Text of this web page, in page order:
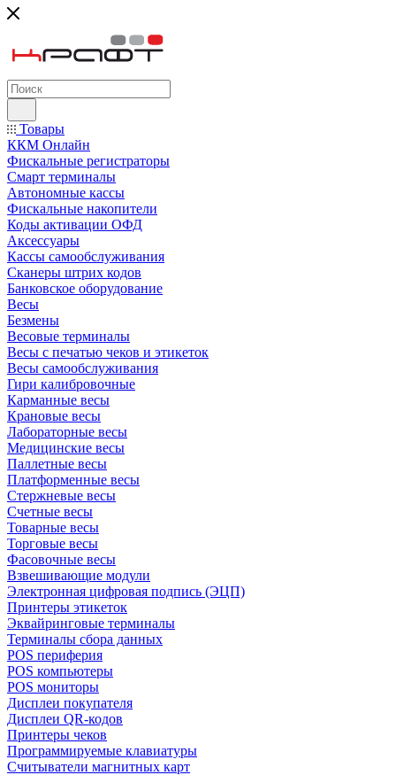
Товары
ККМ Онлайн
Фискальные регистраторы
Смарт терминалы
Автономные кассы
Фискальные накопители
Коды активации ОФД
Аксессуары
Кассы самообслуживания
Сканеры штрих кодов
Банковское оборудование
Весы
Безмены
Весовые терминалы
Весы с печатью чеков и этикеток
Весы самообслуживания
Гири калибровочные
Карманные весы
Крановые весы
Лабораторные весы
Медицинские весы
Паллетные весы
Платформенные весы
Стержневые весы
Счетные весы
Товарные весы
Торговые весы
Фасовочные весы
Взвешивающие модули
Электронная цифровая подпись (ЭЦП)
Принтеры этикеток
Эквайринговые терминалы
Терминалы сбора данных
POS периферия
POS компьютеры
POS мониторы
Дисплеи покупателя
Дисплеи QR-кодов
Принтеры чеков
Программируемые клавиатуры
Считыватели магнитных карт